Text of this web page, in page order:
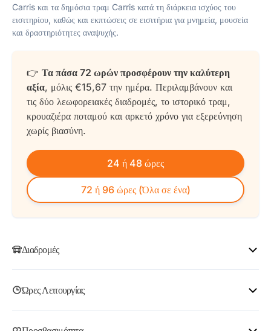
Carris και τα δημόσια τραμ Carris κατά τη διάρκεια ισχύος του
εισιτηρίου, καθώς και εκπτώσεις σε εισιτήρια για μνημεία, μουσεία
και δραστηριότητες αναψυχής.
👉 Τα πάσα 72 ωρών προσφέρουν την καλύτερη
αξία, μόλις €15,67 την ημέρα. Περιλαμβάνουν και
τις δύο λεωφορειακές διαδρομές, το ιστορικό τραμ,
κρουαζιέρα ποταμού και αρκετό χρόνο για εξερεύνηση
χωρίς βιασύνη.
24 ή 48 ώρες
72 ή 96 ώρες (Όλα σε ένα)
Διαδρομές
δύο βρίσκονται στην καρδιά του κέντρου. Τα σημεία
Ώρες Λειτουργίας